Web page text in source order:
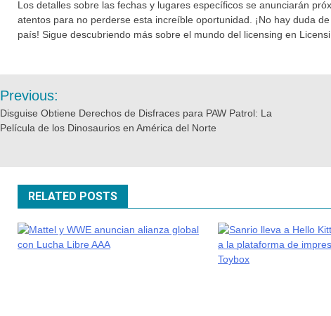
Los detalles sobre las fechas y lugares específicos se anunciarán
atentos para no perderse esta increíble oportunidad. ¡No hay duda
país! Sigue descubriendo más sobre el mundo del licensing en
Previous:
Disguise Obtiene Derechos de Disfraces para PAW Patrol: La
Película de los Dinosaurios en América del Norte
RELATED POSTS